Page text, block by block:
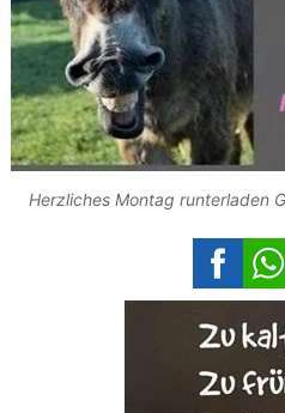
Herzliches Montag runterladen